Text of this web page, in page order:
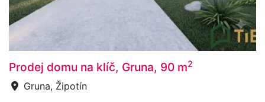
Prodej domu na klíč, Gruna, 90 m2
Gruna, Žipotín